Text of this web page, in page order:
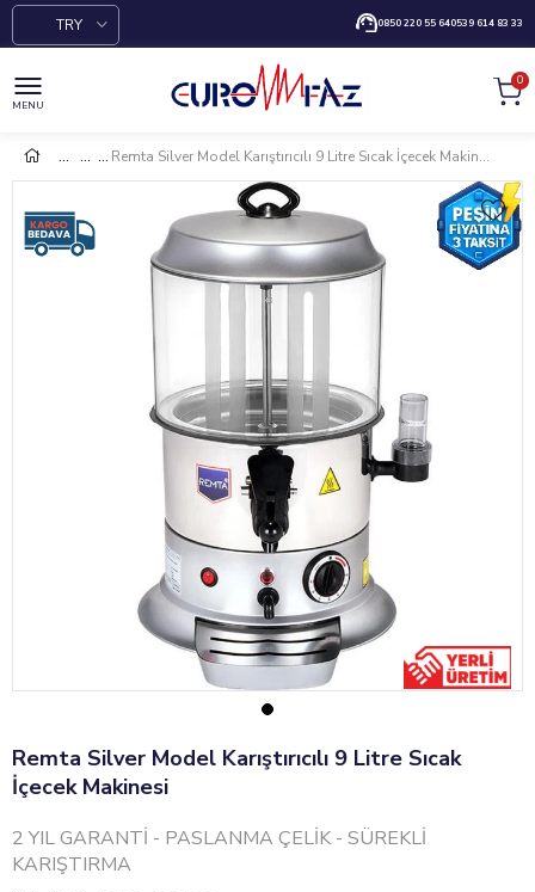
0850 220 55 640539 614 83 33
TRY
MENU
0
Remta Silver Model Karıştırıcılı 9 Litre Sıcak İçecek Makinesi
Remta Silver Model Karıştırıcılı 9 Litre Sıcak
İçecek Makinesi
2 YIL GARANTİ - PASLANMA ÇELİK - SÜREKLİ
KARIŞTIRMA